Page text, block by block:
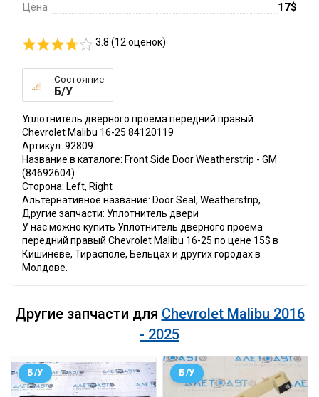
Цена
17$
3.8 (12оценок)
Состояние
Б/У
Уплотнитель дверного проема передний правый
Chevrolet Malibu 16-25 84120119
Артикул: 92809
Название в каталоге: Front Side Door Weatherstrip - GM
(84692604)
Сторона: Left, Right
Альтернативное название: Door Seal, Weatherstrip,
Другие запчасти: Уплотнитель двери
У нас можно купить Уплотнитель дверного проема
передний правый Chevrolet Malibu 16-25 по цене 15$ в
Кишинёве, Тирасполе, Бельцах и других городах в
Молдове.
Другие запчасти для Chevrolet Malibu 2016
- 2025
Б/У Б/У